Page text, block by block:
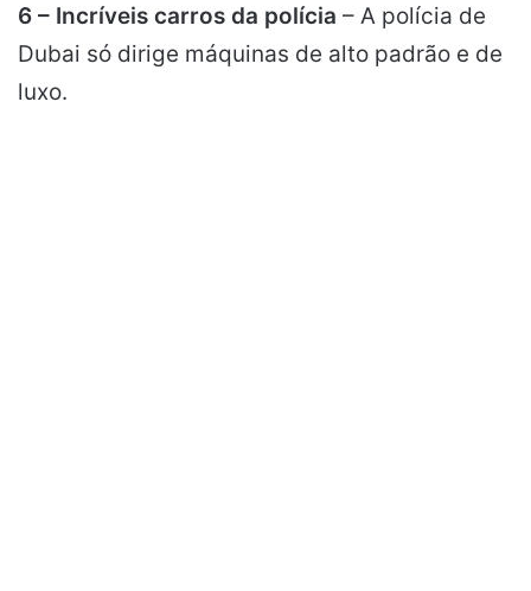
6 – Incríveis carros da polícia – A polícia de
Dubai só dirige máquinas de alto padrão e de
luxo.